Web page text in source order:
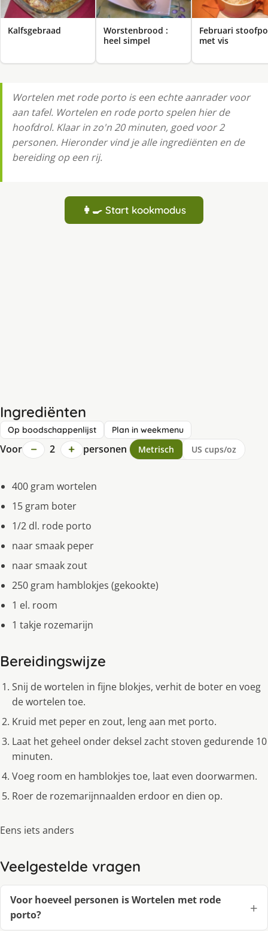
Kalfsgebraad
Worstenbrood :
heel simpel
Februari
met vis
Wortelen met rode porto is een echte aanrader voor
aan tafel. Wortelen en rode porto spelen hier de
hoofdrol. Klaar in zo'n 20 minuten, goed voor 2
personen. Hieronder vind je alle ingrediënten en de
bereiding op een rij.
👩‍🍳 Start kookmodus
Ingrediënten
Op boodschappenlijst Plan in weekmenu
Voor − 2 + personen Metrisch US cups/oz
400 gram wortelen
15 gram boter
1/2 dl. rode porto
naar smaak peper
naar smaak zout
250 gram hamblokjes (gekookte)
1 el. room
1 takje rozemarijn
Bereidingswijze
Snij de wortelen in fijne blokjes, verhit de boter en voeg
de wortelen toe.
Kruid met peper en zout, leng aan met porto.
Laat het geheel onder deksel zacht stoven gedurende 10
minuten.
Voeg room en hamblokjes toe, laat even doorwarmen.
Roer de rozemarijnnaalden erdoor en dien op.
Eens iets anders
Veelgestelde vragen
Voor hoeveel personen is Wortelen met rode
porto?